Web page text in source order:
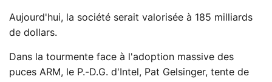
Aujourd'hui, la société serait valorisée à 185 milliards
de dollars.
Dans la tourmente face à l'adoption massive des
puces ARM, le P.-D.G. d'Intel, Pat Gelsinger, tente de